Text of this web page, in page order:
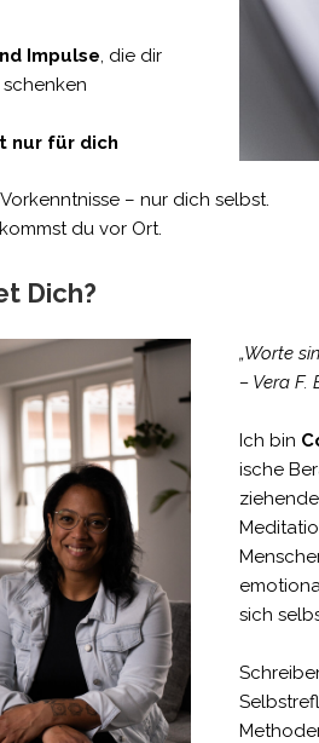
Impulse, die dir
nur für dich
– nur dich selbst.
du vor Ort.
Dich?
„Worte
– Vera F.
Ich bin
ische
sich